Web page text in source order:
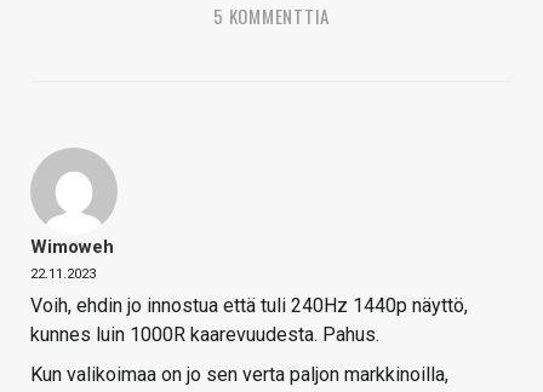
5 KOMMENTTIA
Wimoweh
22.11.2023
Voih, ehdin jo innostua että tuli 240Hz 1440p näyttö,
kunnes luin 1000R kaarevuudesta. Pahus.
Kun valikoimaa on jo sen verta paljon markkinoilla,